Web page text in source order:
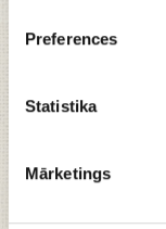
Preferences
Statistika
Mārketings
"Lāčiem" –
salda kā